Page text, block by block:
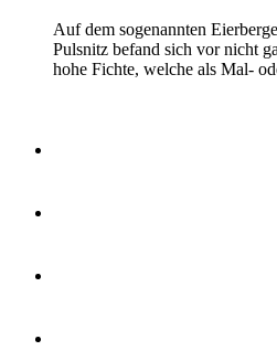
Auf dem sogenannten
Pulsnitz befand sich vor nicht
hohe Fichte, welche als Mal-